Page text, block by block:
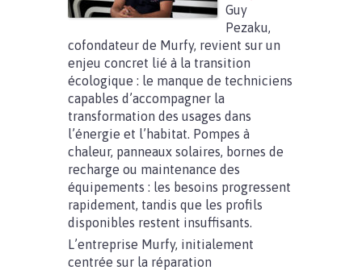
Guy
Pezaku,
cofondateur de Murfy, revient sur un
enjeu concret lié à la transition
écologique : le manque de techniciens
capables d’accompagner la
transformation des usages dans
l’énergie et l’habitat. Pompes à
chaleur, panneaux solaires, bornes de
recharge ou maintenance des
équipements : les besoins progressent
rapidement, tandis que les profils
disponibles restent insuffisants.
L’entreprise Murfy, initialement
centrée sur la réparation